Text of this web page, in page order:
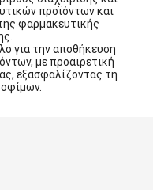
προϊόντων και
φαρμακευτικής
για την αποθήκευση
με προαιρετική
εξασφαλίζοντας τη